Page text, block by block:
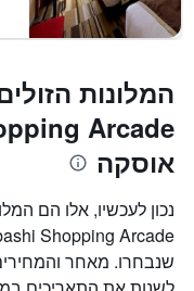
המלונות
אוסקה
נכון לעכשיו, אלו הם
שנבחרו. מאחר